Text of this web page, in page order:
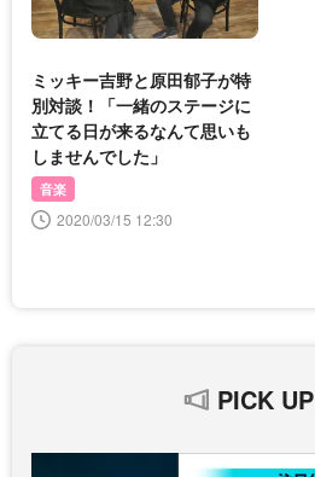
ミッキー吉野と原田郁子が特
別対談！「一緒のステージに
立てる日が来るなんて思いも
しませんでした」
音楽
2020/03/15 12:30
PICK UP